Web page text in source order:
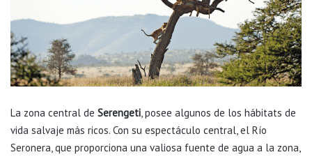
La zona central de Serengeti , posee algunos de los hábitats de
vida salvaje más ricos. Con su espectáculo central, el Río
Seronera, que proporciona una valiosa fuente de agua a la zona,